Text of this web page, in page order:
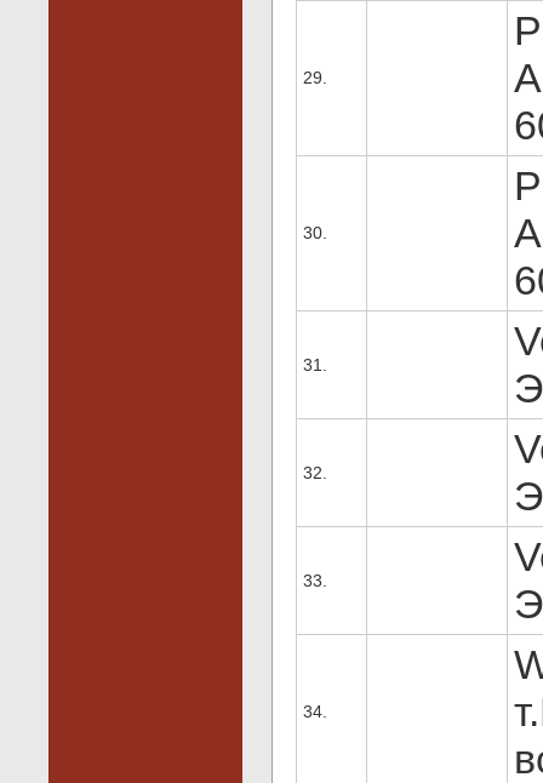
29.
30.
31.
32.
33.
34.